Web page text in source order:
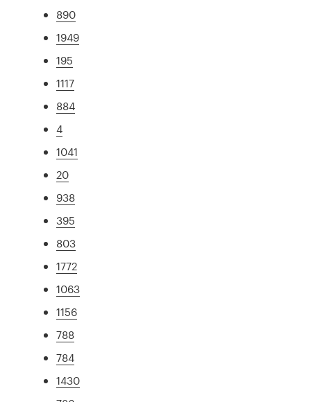
890
1949
195
1117
884
4
1041
20
938
395
803
1772
1063
1156
788
784
1430